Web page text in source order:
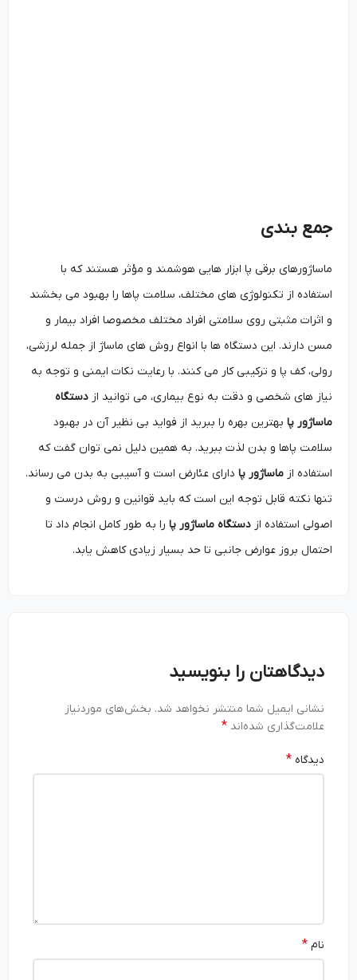
جمع بندی
ماساژورهای برقی پا ابزار هایی هوشمند و مؤثر هستند که با
استفاده از تکنولوژی ‌های مختلف، سلامت پاها را بهبود می‌ بخشند
و اثرات مثبتی روی سلامتی افراد مختلف مخصوصا افراد بیمار و
مسن دارند. این دستگاه ‌ها با انواع روش ‌های ماساژ از جمله لرزشی،
رولی، کف پا و ترکیبی کار می‌ کنند. با رعایت نکات ایمنی و توجه به
نیاز های شخصی و دقت به نوع بیماری، می ‌توانید ازدستگاه
ماساژور پابهترین بهره را ببرید از فواید بی نظیر آن‌ در بهبود
سلامت پاها و بدن لذت ببرید. به همین دلیل نمی توان گفت که
استفاده ازماساژور پادارای عئارض است و آسیبی به بدن می رساند.
تنها نکته قابل توجه این است که باید قوانین و روش درست و
اصولی استفاده ازدستگاه ماساژور پارا به طور کامل انجام داد تا
احتمال بروز عوارض جانبی تا حد بسیار زیادی کاهش یابد.
دیدگاهتان را بنویسید
نشانی ایمیل شما منتشر نخواهد شد. بخش‌های موردنیاز
علامت‌گذاری شده‌اند*
دیدگاه*